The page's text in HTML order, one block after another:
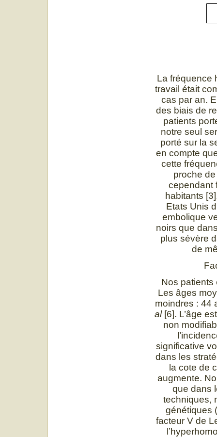
La fréquence
travail était
cas par an.
des biais de
patients
notre seul
porté sur la
en compte
cette
proche
cependant
habitants
Etats Unis
embolique
noirs que
plus sévère
de
Nos patients
Les âges
moindres : 44
al [6]. L’âge
non
significative
dans les
la cote de
augmente.
que dans
techniques,
génétiques
facteur V de